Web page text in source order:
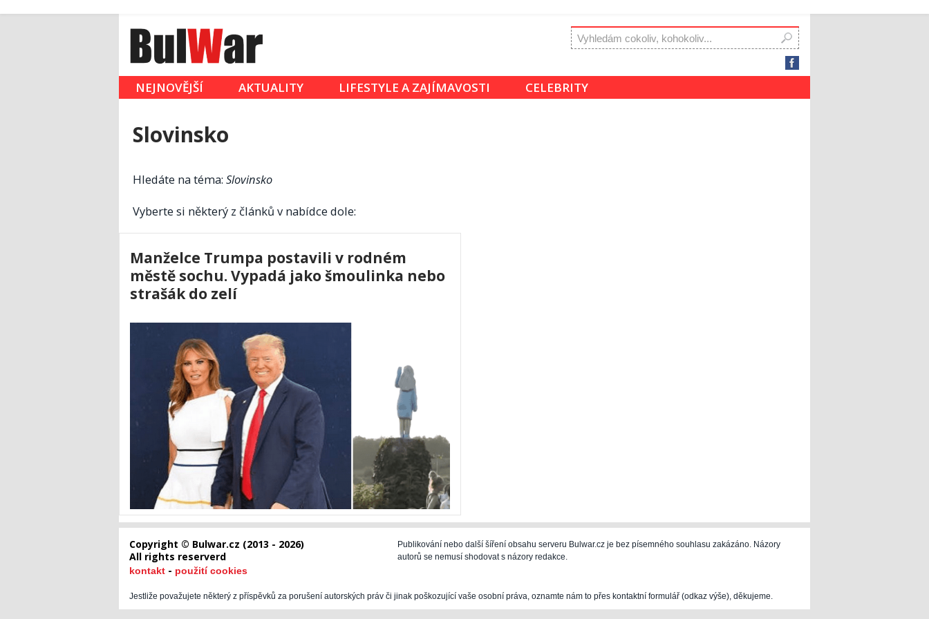
NEJNOVĚJŠÍ AKTUALITY LIFESTYLE A ZAJÍMAVOSTI CELEBRITY
Slovinsko
Hledáte na téma: Slovinsko
Vyberte si některý z článků v nabídce dole:
Manželce Trumpa postavili v rodném
městě sochu. Vypadá jako šmoulinka nebo
strašák do zelí
Copyright © Bulwar.cz (2013 - 2026)
All rights reserverd
kontakt - použití cookies
Publikování nebo další šíření obsahu serveru Bulwar.cz je bez písemného souhlasu zakázáno. Názory
autorů se nemusí shodovat s názory redakce.
Jestliže považujete některý z příspěvků za porušení autorských práv či jinak poškozující vaše osobní práva, oznamte nám to přes kontaktní formulář (odkaz výše), děkujeme.